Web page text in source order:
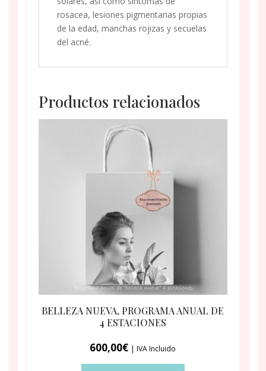
rosacea, lesiones pigmentarias propias
de la edad, manchas rojizas y secuelas
del acné.
Productos relacionados
BELLEZA NUEVA, PROGRAMA ANUAL DE
4 ESTACIONES
600,00€ | IVA Incluido